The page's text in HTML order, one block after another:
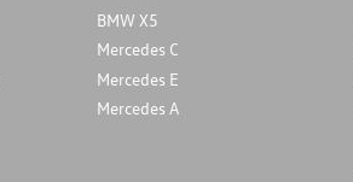
BMW X5
Mercedes C
Mercedes E
Mercedes A